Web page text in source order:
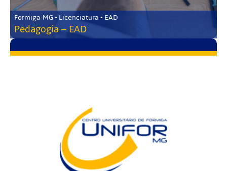
Formiga-MG • Licenciatura • EAD
Pedagogia – EAD